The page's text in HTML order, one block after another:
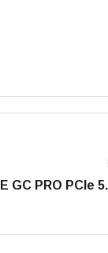
GC PRO PCIe